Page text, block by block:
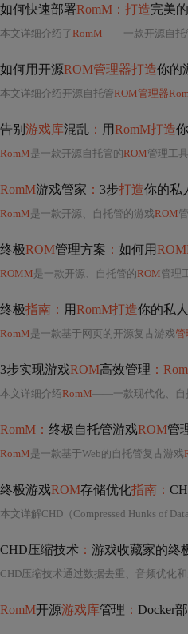
如何快速部署RomM：打造完美
本文详细介绍了RomM——一款开源自托
如何用开源ROM管理器打造你的
本文详细介绍开源自托管ROM管理器
告别 游戏库混乱 ： 用RomM打造
RomM是一款开源自托管的ROM管理工具，支持400+游戏
RomM游戏管家 ： 3步打造你的私
RomM是一款开源、自托管的游戏ROM管
终极ROM管理方案 ： 如何用
ROMM是一款开源、自托管的ROM管理工具，支持超
终极指南： 用RomM打造你的私
RomM是一款基于网页的开源复古游戏管
3步实现游戏ROM高效管理 ：
本文详细介绍RomM——一款现代化、自
RomM： 终极自托管游戏ROM管
RomM是一款基于Web的自托管复古游戏
终极游戏ROM存储优化指南：
本文详解CHD（Compressed Hunks of
CHD压缩技术 ： 游戏收藏家的终
CHD压缩技术通过数据去重、音频优化
RomM开源游戏库管理 ： Docker